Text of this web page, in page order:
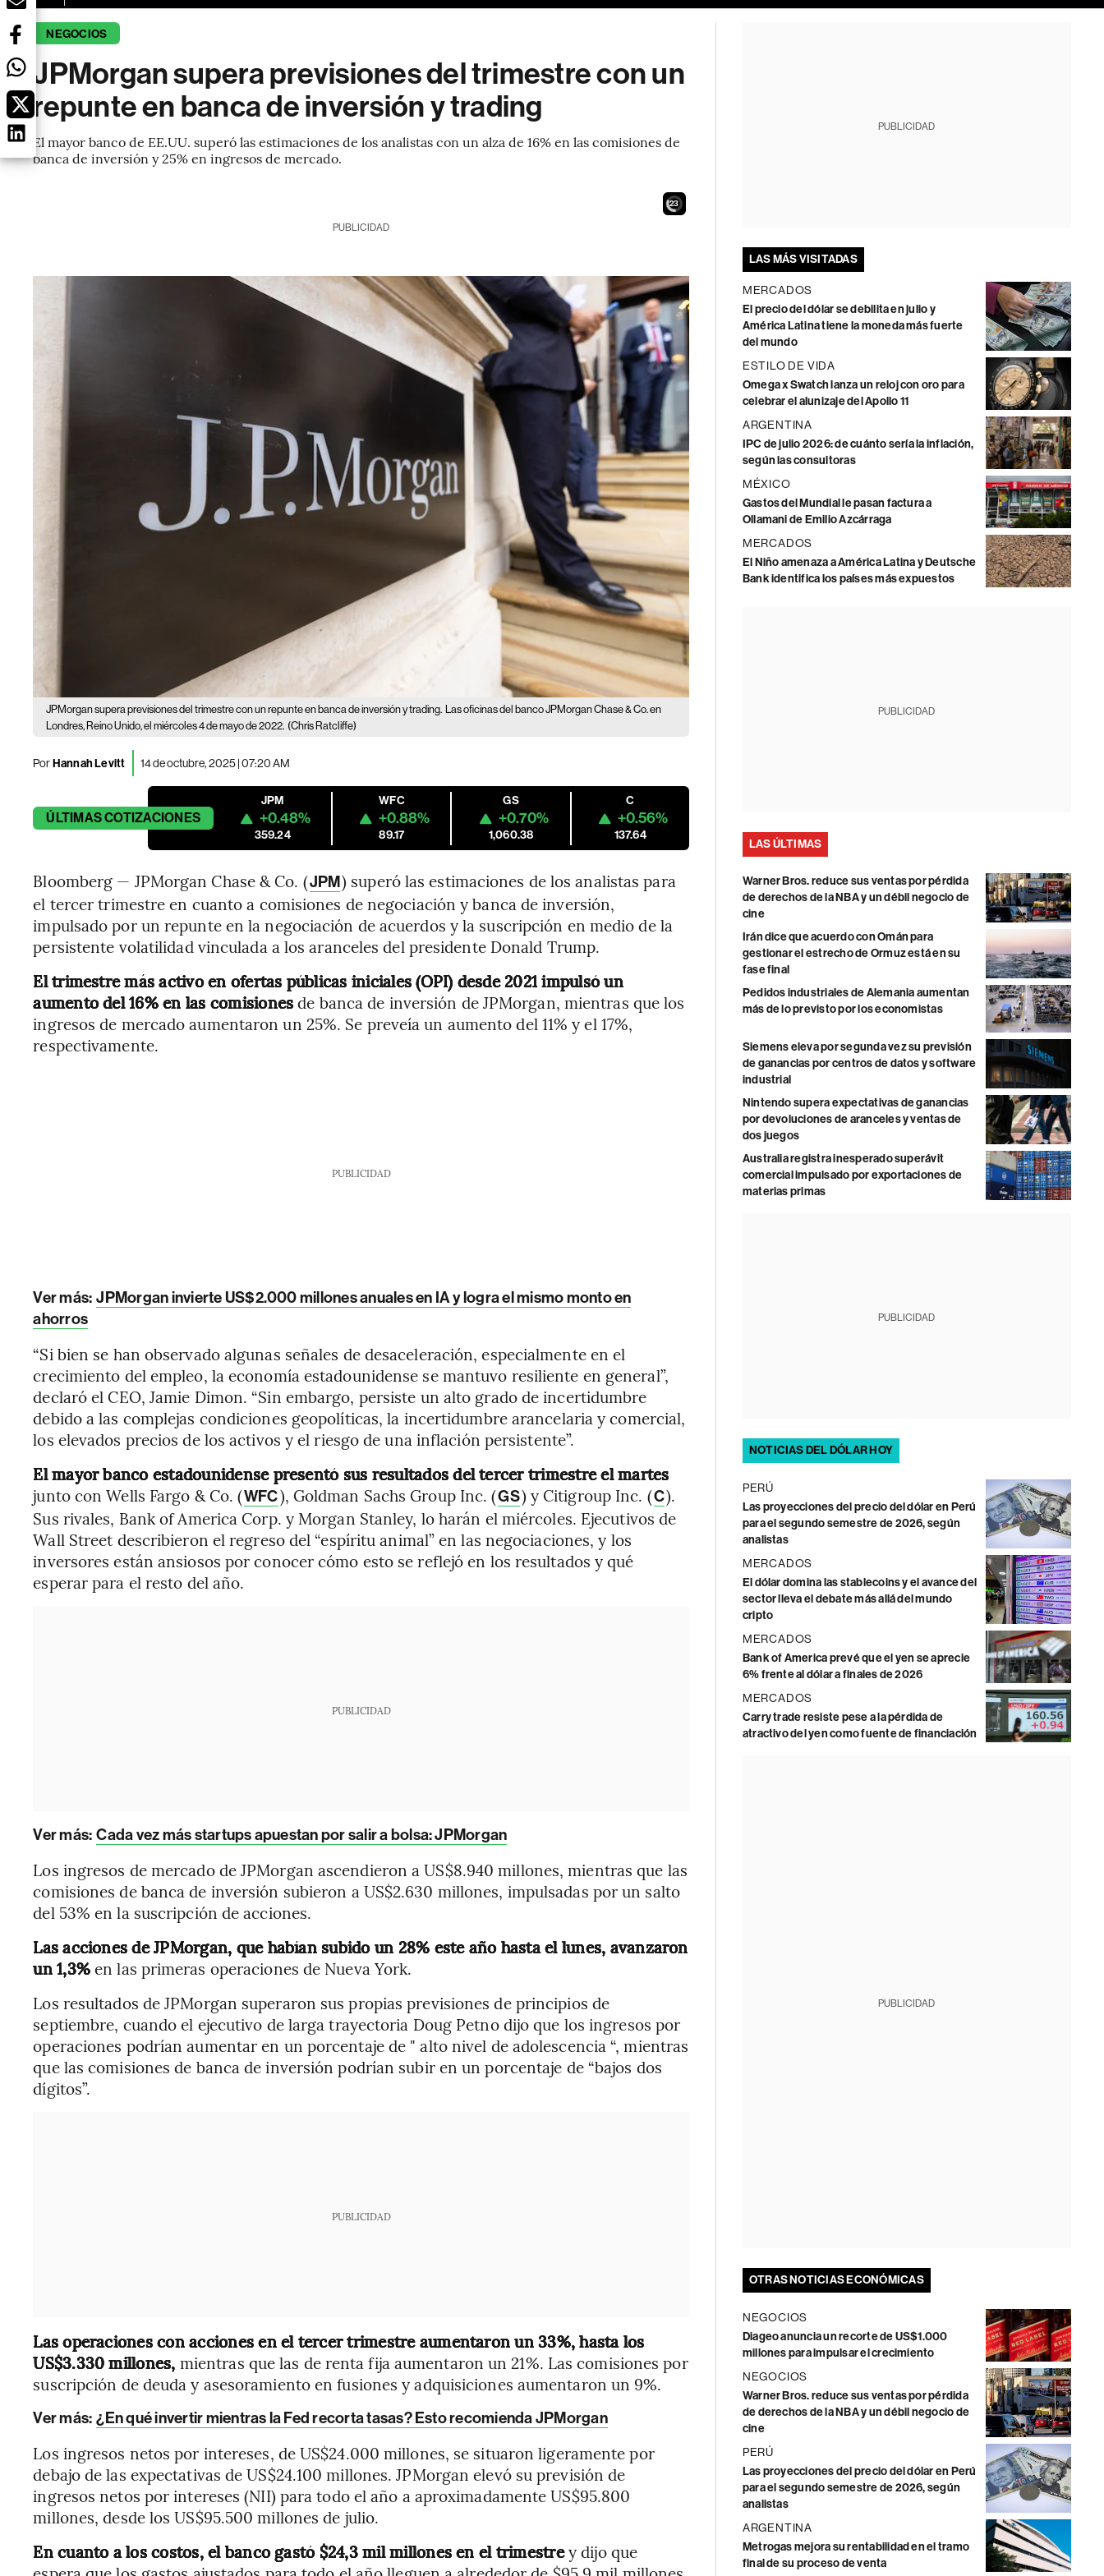
NEGOCIOS
JPMorgan supera previsiones del trimestre con un
repunte en banca de inversión y trading
El mayor banco de EE.UU. superó las estimaciones de los analistas con un alza de 16% en las comisiones de
banca de inversión y 25% en ingresos de mercado.
21
PUBLICIDAD
JPMorgan supera previsiones del trimestre con un repunte en banca de inversión y trading. Las oficinas del banco JPMorgan Chase & Co. en
Londres, Reino Unido, el miércoles 4 de mayo de 2022. (Chris Ratcliffe)
PorHannah Levitt 14 de octubre, 2025 | 07:20 AM
ÚLTIMASCOTIZACIONES
JPM
+0.48%
359.24
WFC
+0.88%
89.17
GS
+0.70%
1,060.38
C
+0.56%
137.64
Bloomberg — JPMorgan Chase & Co. (JPM) superó las estimaciones de los analistas para
el tercer trimestre en cuanto a comisiones de negociación y banca de inversión,
impulsado por un repunte en la negociación de acuerdos y la suscripción en medio de la
persistente volatilidad vinculada a los aranceles del presidente Donald Trump.
El trimestre más activo en ofertas públicas iniciales (OPI) desde 2021 impulsó un
aumento del 16% en las comisionesde banca de inversión de JPMorgan, mientras que los
ingresos de mercado aumentaron un 25%. Se preveía un aumento del 11% y el 17%,
respectivamente.
PUBLICIDAD
Ver más: JPMorgan invierte US$2.000 millones anuales en IA y logra el mismo monto en
ahorros
“Si bien se han observado algunas señales de desaceleración, especialmente en el
crecimiento del empleo, la economía estadounidense se mantuvo resiliente en general”,
declaró el CEO, Jamie Dimon. “Sin embargo, persiste un alto grado de incertidumbre
debido a las complejas condiciones geopolíticas, la incertidumbre arancelaria y comercial,
los elevados precios de los activos y el riesgo de una inflación persistente”.
El mayor banco estadounidense presentó sus resultados del tercer trimestre el martes
junto con Wells Fargo & Co. (WFC), Goldman Sachs Group Inc. (GS) y Citigroup Inc. (C).
Sus rivales, Bank of America Corp. y Morgan Stanley, lo harán el miércoles. Ejecutivos de
Wall Street describieron el regreso del “espíritu animal” en las negociaciones, y los
inversores están ansiosos por conocer cómo esto se reflejó en los resultados y qué
esperar para el resto del año.
PUBLICIDAD
Ver más: Cada vez más startups apuestan por salir a bolsa: JPMorgan
Los ingresos de mercado de JPMorgan ascendieron a US$8.940 millones, mientras que las
comisiones de banca de inversión subieron a US$2.630 millones, impulsadas por un salto
del 53% en la suscripción de acciones.
Las acciones de JPMorgan, que habían subido un 28% este año hasta el lunes, avanzaron
un 1,3%en las primeras operaciones de Nueva York.
Los resultados de JPMorgan superaron sus propias previsiones de principios de
septiembre, cuando el ejecutivo de larga trayectoria Doug Petno dijo que los ingresos por
operaciones podrían aumentar en un porcentaje de " alto nivel de adolescencia “, mientras
que las comisiones de banca de inversión podrían subir en un porcentaje de “bajos dos
dígitos”.
PUBLICIDAD
Las operaciones con acciones en el tercer trimestre aumentaron un 33%, hasta los
US$3.330 millones, mientras que las de renta fija aumentaron un 21%. Las comisiones por
suscripción de deuda y asesoramiento en fusiones y adquisiciones aumentaron un 9%.
Ver más: ¿En qué invertir mientras la Fed recorta tasas? Esto recomienda JPMorgan
Los ingresos netos por intereses, de US$24.000 millones, se situaron ligeramente por
debajo de las expectativas de US$24.100 millones. JPMorgan elevó su previsión de
ingresos netos por intereses (NII) para todo el año a aproximadamente US$95.800
millones, desde los US$95.500 millones de julio.
En cuanto a los costos, el banco gastó $24,3 mil millones en el trimestrey dijo que
PUBLICIDAD
LAS MÁS VISITADAS
MERCADOS
El precio del dólar se debilita en julio y
América Latina tiene la moneda más fuerte
del mundo
ESTILO DE VIDA
Omega x Swatch lanza un reloj con oro para
celebrar el alunizaje del Apollo 11
ARGENTINA
IPC de julio 2026: de cuánto sería la inflación,
según las consultoras
MÉXICO
Gastos del Mundial le pasan factura a
Ollamani de Emilio Azcárraga
MERCADOS
El Niño amenaza a América Latina y Deutsche
Bank identifica los países más expuestos
PUBLICIDAD
LAS ÚLTIMAS
Warner Bros. reduce sus ventas por pérdida
de derechos de la NBA y un débil negocio de
cine
Irán dice que acuerdo con Omán para
gestionar el estrecho de Ormuz está en su
fase final
Pedidos industriales de Alemania aumentan
más de lo previsto por los economistas
Siemens eleva por segunda vez su previsión
de ganancias por centros de datos y software
industrial
Nintendo supera expectativas de ganancias
por devoluciones de aranceles y ventas de
dos juegos
Australia registra inesperado superávit
comercial impulsado por exportaciones de
materias primas
PUBLICIDAD
NOTICIAS DEL DÓLAR HOY
PERÚ
Las proyecciones del precio del dólar en Perú
para el segundo semestre de 2026, según
analistas
MERCADOS
El dólar domina las stablecoins y el avance del
sector lleva el debate más allá del mundo
cripto
MERCADOS
Bank of America prevé que el yen se aprecie
6% frente al dólar a finales de 2026
MERCADOS
Carry trade resiste pese a la pérdida de
atractivo del yen como fuente de financiación
PUBLICIDAD
OTRAS NOTICIAS ECONÓMICAS
NEGOCIOS
Diageo anuncia un recorte de US$1.000
millones para impulsar el crecimiento
NEGOCIOS
Warner Bros. reduce sus ventas por pérdida
de derechos de la NBA y un débil negocio de
cine
PERÚ
Las proyecciones del precio del dólar en Perú
para el segundo semestre de 2026, según
analistas
ARGENTINA
Metrogas mejora su rentabilidad en el tramo
final de su proceso de venta